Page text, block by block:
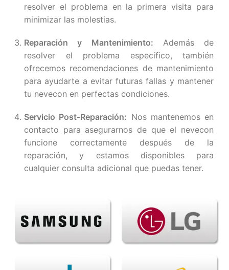
resolver el problema en la primera visita para
minimizar las molestias.
Reparación y Mantenimiento: Además de
resolver el problema específico, también
ofrecemos recomendaciones de mantenimiento
para ayudarte a evitar futuras fallas y mantener
tu nevecon en perfectas condiciones.
Servicio Post-Reparación: Nos mantenemos en
contacto para asegurarnos de que el nevecon
funcione correctamente después de la
reparación, y estamos disponibles para
cualquier consulta adicional que puedas tener.